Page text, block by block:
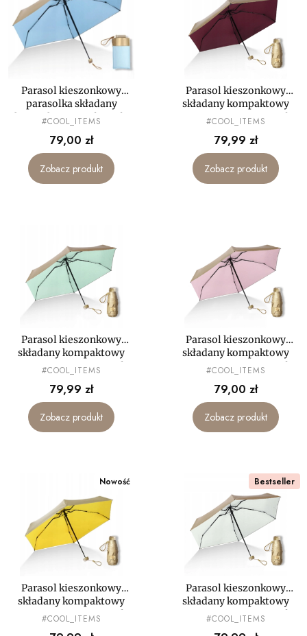
Parasol kieszonkowy
parasolka składany
kompaktowy mała mały
PRODUCENT
#COOL_ITEMS
Cena
79,00 zł
Zobacz produkt
Parasol kieszonkowy
składany kompaktowy
PARASOLKA MAŁA mały
PRODUCENT
#COOL_ITEMS
Cena
79,99 zł
Zobacz produkt
Parasol kieszonkowy
składany kompaktowy
PARASOLKA MAŁA mały
mini LEKKA
PRODUCENT
#COOL_ITEMS
Cena
79,99 zł
Zobacz produkt
Parasol kieszonkowy
składany kompaktowy
PARASOLKA MAŁA mały
mini LEKKI
PRODUCENT
#COOL_ITEMS
Cena
79,00 zł
Zobacz produkt
Nowość
Parasol kieszonkowy
składany kompaktowy
PARASOLKA MAŁA mały
mini LEKKI
PRODUCENT
#COOL_ITEMS
Bestseller
Parasol kieszonkowy
składany kompaktowy
PARASOLKA MAŁA mały
mini LEKKI
PRODUCENT
#COOL_ITEMS